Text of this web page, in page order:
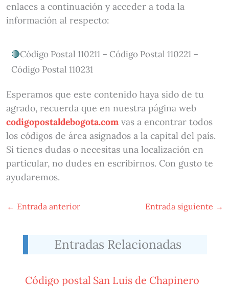
enlaces a continuación y acceder a toda la
información al respecto:
Código Postal 110211 – Código Postal 110221 –
Código Postal 110231
Esperamos que este contenido haya sido de tu
agrado, recuerda que en nuestra página web
codigopostaldebogota.comvas a encontrar todos
los códigos de área asignados a la capital del país.
Si tienes dudas o necesitas una localización en
particular, no dudes en escribirnos. Con gusto te
ayudaremos.
← Entrada anterior Entrada siguiente →
Entradas Relacionadas
Código postal San Luis de Chapinero